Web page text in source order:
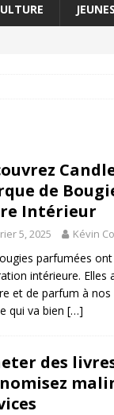
de
Intérieur
5, 2025 Kévin
parfumées
intérieure. Elles
et de parfum à nos
qui va bien […]
des